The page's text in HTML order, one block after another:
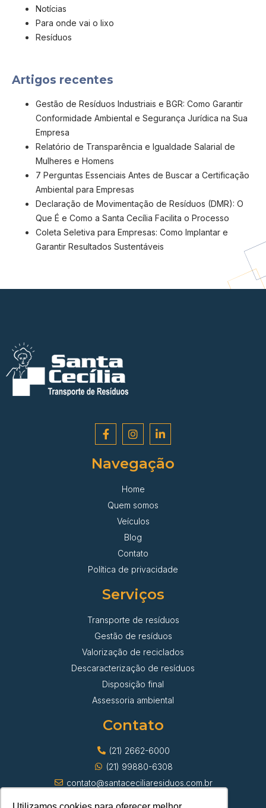
Notícias
Para onde vai o lixo
Resíduos
Artigos recentes
Gestão de Resíduos Industriais e BGR: Como Garantir
Conformidade Ambiental e Segurança Jurídica na Sua
Empresa
Relatório de Transparência e Igualdade Salarial de
Mulheres e Homens
7 Perguntas Essenciais Antes de Buscar a Certificação
Ambiental para Empresas
Declaração de Movimentação de Resíduos (DMR): O
Que É e Como a Santa Cecília Facilita o Processo
Coleta Seletiva para Empresas: Como Implantar e
Garantir Resultados Sustentáveis
Navegação
Home
Quem somos
Veículos
Blog
Contato
Política de privacidade
Serviços
Transporte de resíduos
Gestão de resíduos
Valorização de reciclados
Descaracterização de resíduos
Disposição final
Assessoria ambiental
Contato
(21) 2662-6000
(21) 99880-6308
contato@santaceciliaresiduos.com.br